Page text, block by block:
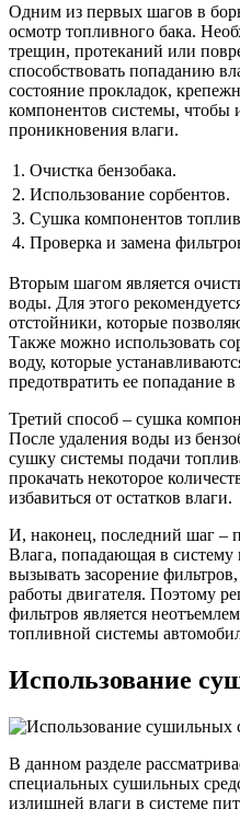
Одним из первых шагов в
осмотр топливного бака.
трещин, протеканий или
способствовать попаданию
состояние прокладок,
компонентов системы, чтобы
проникновения влаги.
1. Очистка бензобака.
2. Использование сорбентов.
3. Сушка компонентов
4. Проверка и замена
Вторым шагом является
воды. Для этого
отстойники, которые
Также можно использовать
воду, которые
предотвратить ее попадание
Третий способ – сушка
После удаления воды из
сушку системы подачи
прокачать некоторое
избавиться от остатков влаги.
И, наконец, последний шаг –
Влага, попадающая в систему
вызывать засорение
работы двигателя. Поэтому
фильтров является
топливной системы
Использование
В данном разделе
специальных сушильных
излишней влаги в системе